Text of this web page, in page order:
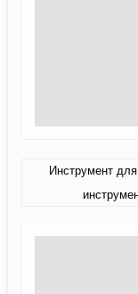
Инструмент